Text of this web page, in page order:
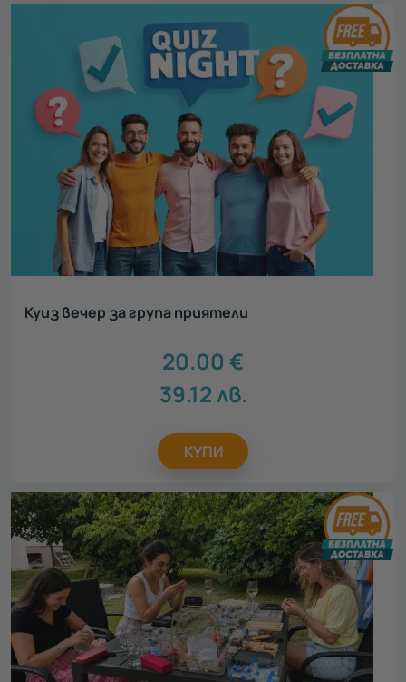
Куиз вечер за група приятели
20.00 €
39.12лв.
КУПИ